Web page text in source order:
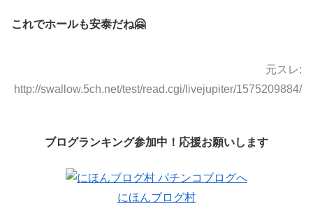
これでホールも安泰だね🤗
元スレ:
http://swallow.5ch.net/test/read.cgi/livejupiter/1575209884/
ブログランキング参加中！応援お願いします
にほんブログ村